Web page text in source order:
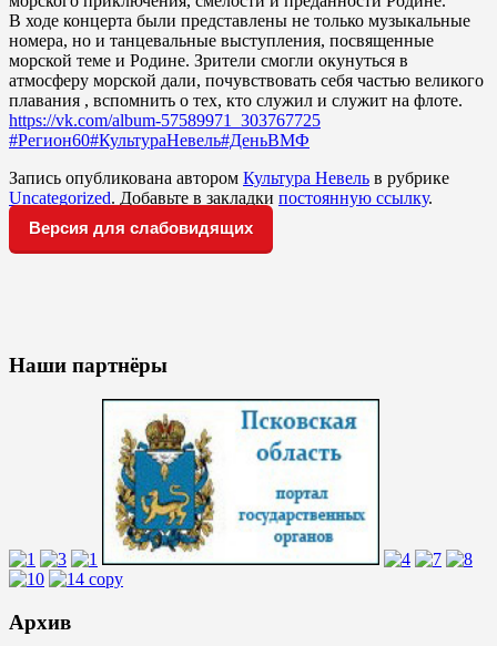
В ходе концерта были представлены не только музыкальные
номера, но и танцевальные выступления, посвященные
морской теме и Родине. Зрители смогли окунуться в
атмосферу морской дали, почувствовать себя частью великого
плавания , вспомнить о тех, кто служил и служит на флоте.
https://vk.com/album-57589971_303767725
#Регион60#КультураНевель#ДеньВМФ
Запись опубликована автором Культура Невель в рубрике
Uncategorized. Добавьте в закладки постоянную ссылку.
Версия для слабовидящих
Наши партнёры
Архив